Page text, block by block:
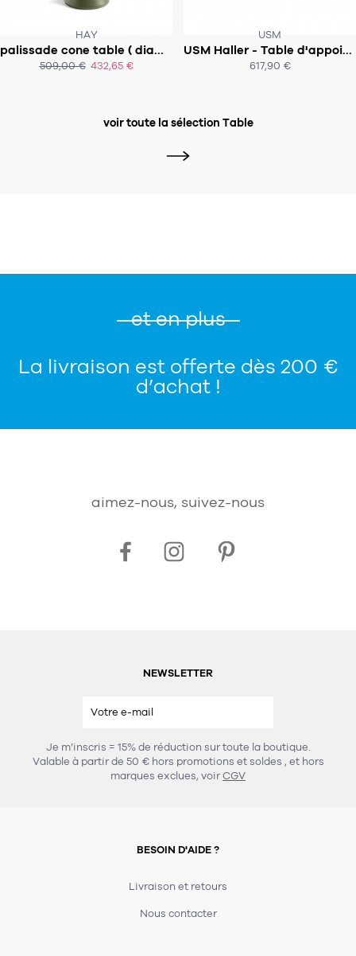
HAY
palissade cone table ( diamètre 60 cm H 105 cm )
509,00 € 432,65 €
SOUS 3-4 SEMAINES
ACHAT EXPRESS
USM
USM Haller - Table d'appoint Pot de fleur
617,90 €
SOUS 4 SEMAINES
ACHAT EXPRESS
voir toute la sélection Table
et en plus
La livraison est offerte dès 200 €
d’achat !
aimez-nous, suivez-nous
NEWSLETTER
Je m’inscris = 15% de réduction sur toute la boutique.
Valable à partir de 50 € hors promotions et soldes , et hors
marques exclues, voirCGV
BESOIN D'AIDE ?
Livraison et retours
Nous contacter